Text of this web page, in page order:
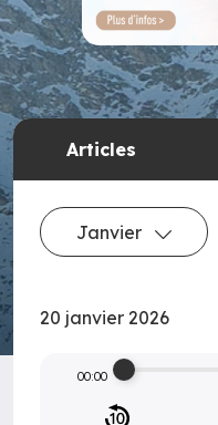
Articles
Janvier
20 janvier 2026
00:00